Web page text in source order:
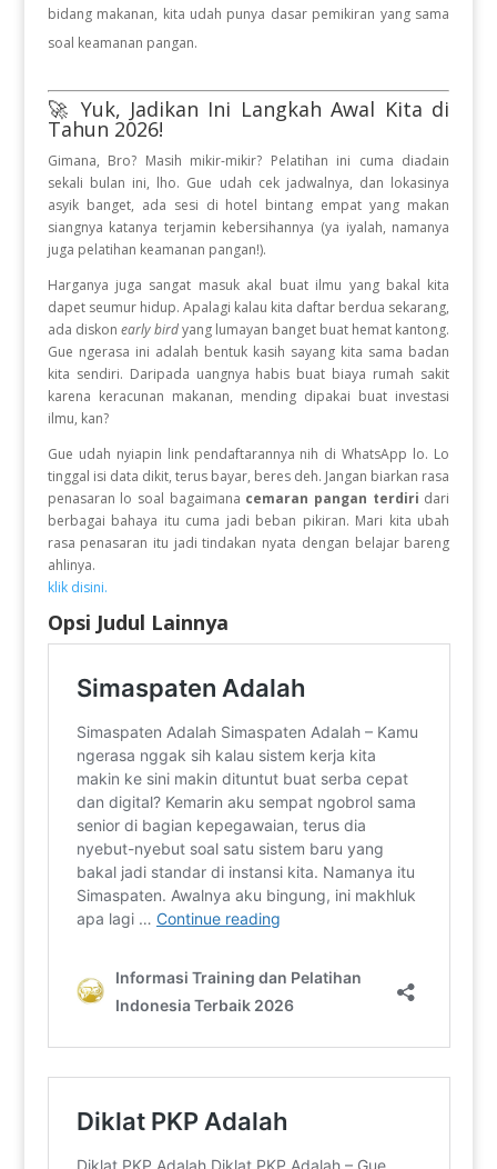
bidang makanan, kita udah punya dasar pemikiran yang sama
soal keamanan pangan.
🚀 Yuk, Jadikan Ini Langkah Awal Kita di
Tahun 2026!
Gimana, Bro? Masih mikir-mikir? Pelatihan ini cuma diadain
sekali bulan ini, lho. Gue udah cek jadwalnya, dan lokasinya
asyik banget, ada sesi di hotel bintang empat yang makan
siangnya katanya terjamin kebersihannya (ya iyalah, namanya
juga pelatihan keamanan pangan!).
Harganya juga sangat masuk akal buat ilmu yang bakal kita
dapet seumur hidup. Apalagi kalau kita daftar berdua sekarang,
ada diskon early birdyang lumayan banget buat hemat kantong.
Gue ngerasa ini adalah bentuk kasih sayang kita sama badan
kita sendiri. Daripada uangnya habis buat biaya rumah sakit
karena keracunan makanan, mending dipakai buat investasi
ilmu, kan?
Gue udah nyiapin link pendaftarannya nih di WhatsApp lo. Lo
tinggal isi data dikit, terus bayar, beres deh. Jangan biarkan rasa
penasaran lo soal bagaimana cemaran pangan terdiri dari
berbagai bahaya itu cuma jadi beban pikiran. Mari kita ubah
rasa penasaran itu jadi tindakan nyata dengan belajar bareng
ahlinya.
klik disini.
Opsi Judul Lainnya